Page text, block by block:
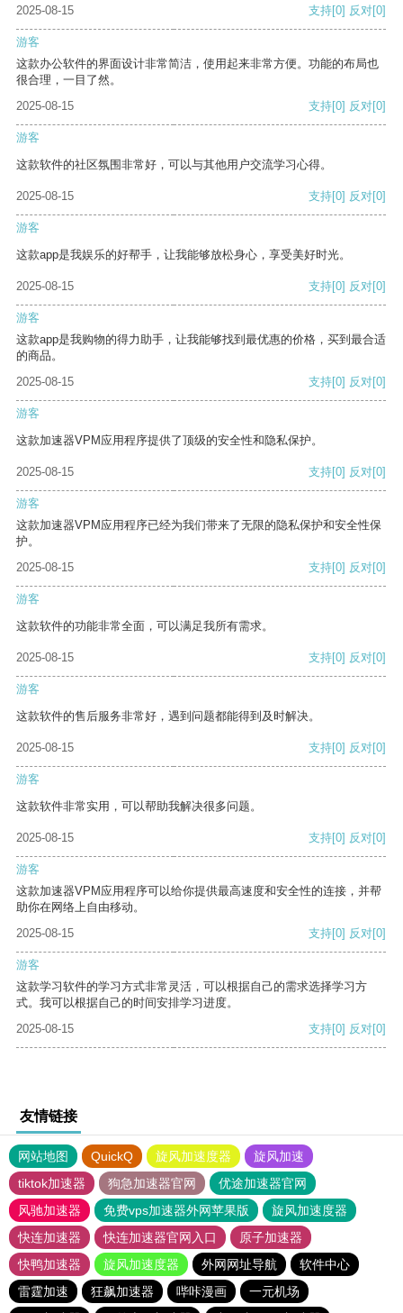
2025-08-15 支持[0] 反对[0]
游客
这款办公软件的界面设计非常简洁，使用起来非常方便。功能的布局也
很合理，一目了然。
2025-08-15
支持[0] 反对[0]
游客
这款软件的社区氛围非常好，可以与其他用户交流学习心得。
2025-08-15 支持[0] 反对[0]
游客
这款app是我娱乐的好帮手，让我能够放松身心，享受美好时光。
2025-08-15 支持[0] 反对[0]
游客
这款app是我购物的得力助手，让我能够找到最优惠的价格，买到最合适
的商品。
2025-08-15
支持[0] 反对[0]
游客
这款加速器VPM应用程序提供了顶级的安全性和隐私保护。
2025-08-15 支持[0] 反对[0]
游客
这款加速器VPM应用程序已经为我们带来了无限的隐私保护和安全性保
护。
2025-08-15
支持[0] 反对[0]
游客
这款软件的功能非常全面，可以满足我所有需求。
2025-08-15 支持[0] 反对[0]
游客
这款软件的售后服务非常好，遇到问题都能得到及时解决。
2025-08-15 支持[0] 反对[0]
游客
这款软件非常实用，可以帮助我解决很多问题。
2025-08-15 支持[0] 反对[0]
游客
这款加速器VPM应用程序可以给你提供最高速度和安全性的连接，并帮
助你在网络上自由移动。
2025-08-15
支持[0] 反对[0]
游客
这款学习软件的学习方式非常灵活，可以根据自己的需求选择学习方
式。我可以根据自己的时间安排学习进度。
2025-08-15
支持[0] 反对[0]
友情链接
网站地图 QuickQ 旋风加速度器
旋风加速
tiktok加速器
狗急加速器官网
优途加速器官网
风驰加速器
免费vps加速器外网苹果版
旋风加速度器
快连加速器
快连加速器官网入口
原子加速器
快鸭加速器
旋风加速度器 外网网址导航
软件中心
雷霆加速
狂飙加速器 哔咔漫画
一元机场